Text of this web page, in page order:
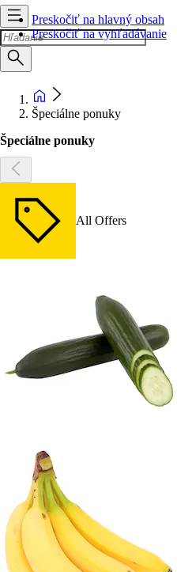
Preskočiť na hlavný obsah
Preskočiť na vyhľadávanie
Špeciálne ponuky
Špeciálne ponuky
All Offers